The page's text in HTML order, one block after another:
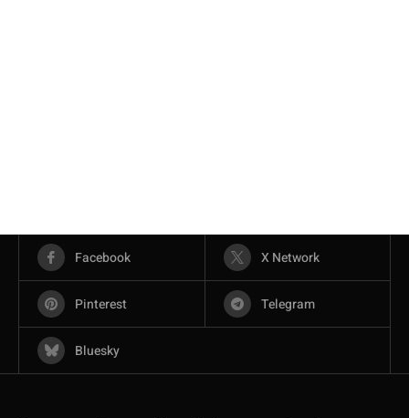
Facebook X Network
Pinterest Telegram
Bluesky